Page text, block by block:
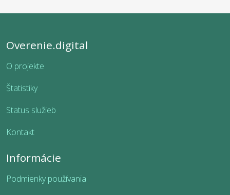
Overenie.digital
O projekte
Štatistiky
Status služieb
Kontakt
Informácie
Podmienky používania